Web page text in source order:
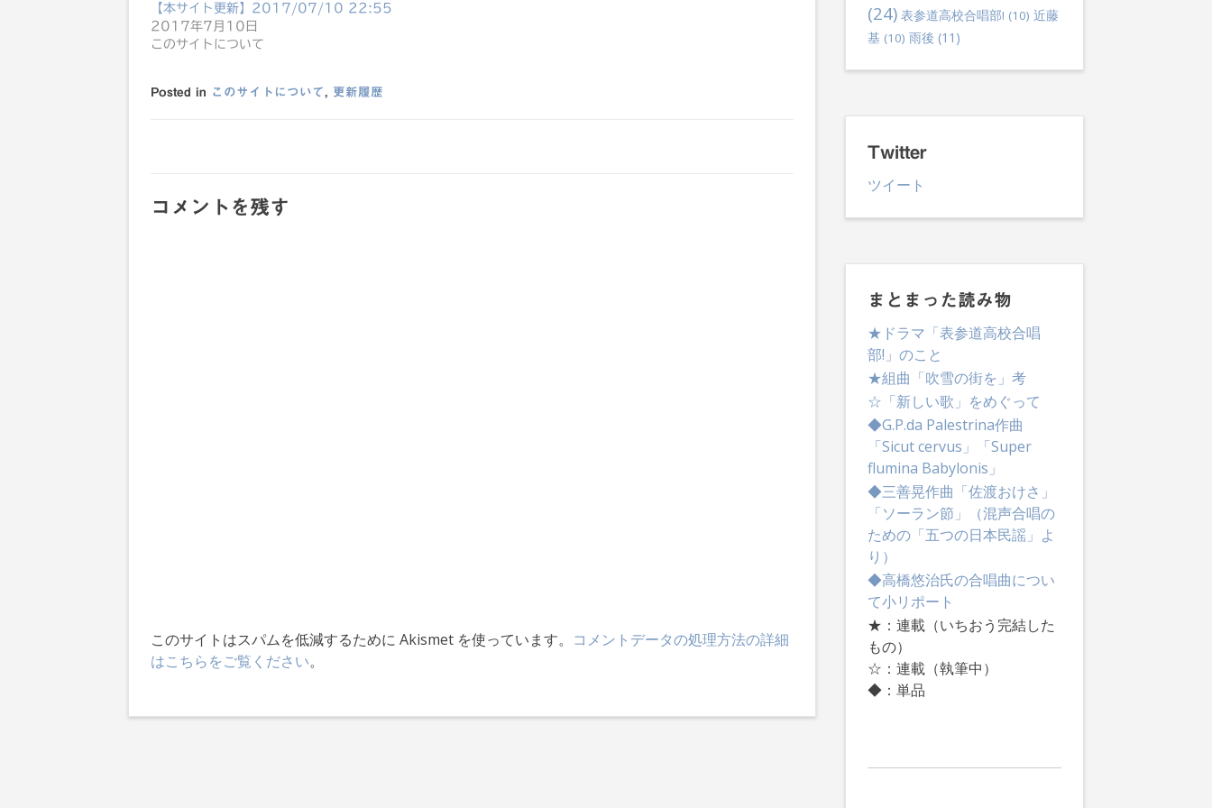
【本サイト更新】2017/07/10 22:55
2017年7月10日
このサイトについて
Posted in このサイトについて, 更新履歴
ナ
コメントを残す
このサイトはスパムを低減するために Akismet を使っています。 コメントデータの処理方法の詳細
はこちらをご覧ください。
(24) 表参道高校合唱部! (10) 近藤
基 (10) 雨後 (11)
Twitter
ツイート
まとまった読み物
★ドラマ「表参道高校合唱
部!」のこと
★組曲「吹雪の街を」考
☆「新しい歌」をめぐって
◆G.P.da Palestrina作曲
「Sicut cervus」「Super
flumina Babylonis」
◆三善晃作曲「佐渡おけさ」
「ソーラン節」（混声合唱の
ための「五つの日本民謡」よ
り）
◆高橋悠治氏の合唱曲につい
て小リポート
★：連載（いちおう完結した
もの）
☆：連載（執筆中）
◆：単品